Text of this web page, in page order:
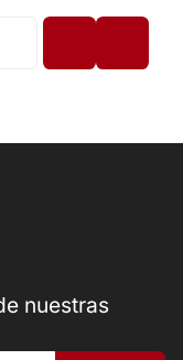
nuestras